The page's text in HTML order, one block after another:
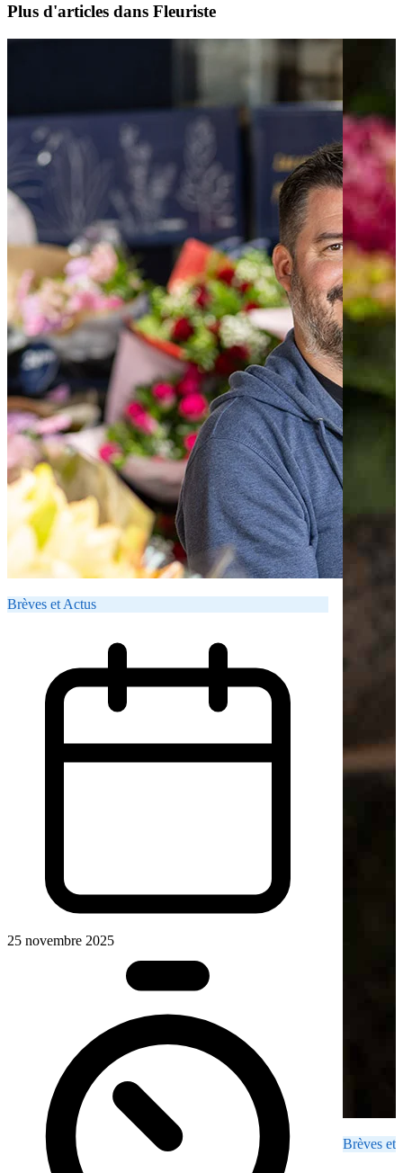
Plus d'articles dans Fleuriste
Brèves et Actus
25 novembre 2025
Brèves et